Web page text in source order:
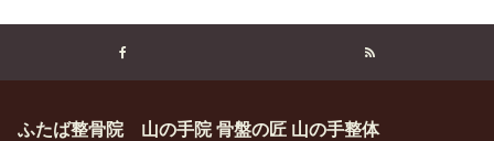
ふたば整骨院 山の手院 骨盤の匠 山の手整体